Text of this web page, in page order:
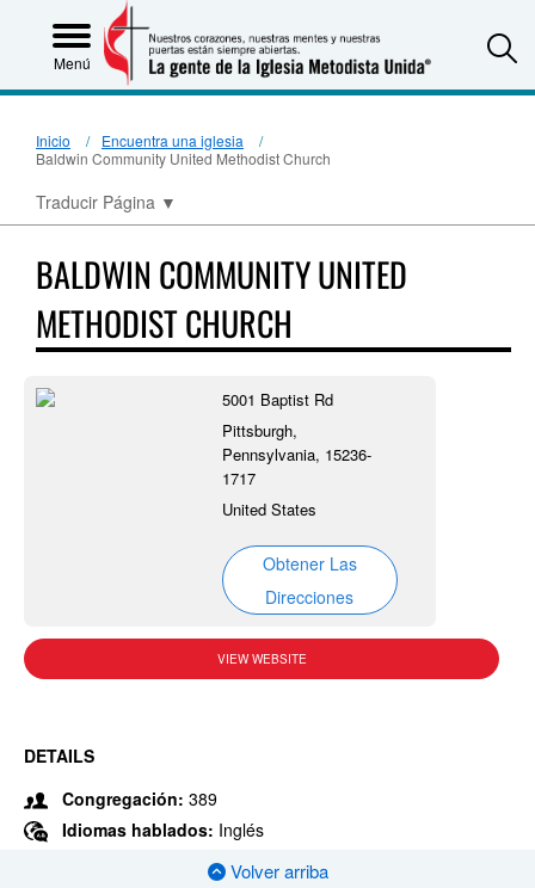
Menú
Inicio
Encuentra una iglesia
Baldwin Community United Methodist Church
Traducir Página ▼
BALDWIN COMMUNITY UNITED
METHODIST CHURCH
5001 Baptist Rd
Pittsburgh,
Pennsylvania, 15236-
1717
United States
Obtener Las
Direcciones
VIEW WEBSITE
DETAILS
Congregación: 389
Idiomas hablados: Inglés
Volver arriba